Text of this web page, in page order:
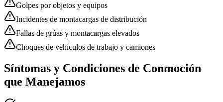
Golpes por objetos y equipos
Incidentes de montacargas de distribución
Fallas de grúas y montacargas elevados
Choques de vehículos de trabajo y camiones
Síntomas y Condiciones de Conmoción
que Manejamos